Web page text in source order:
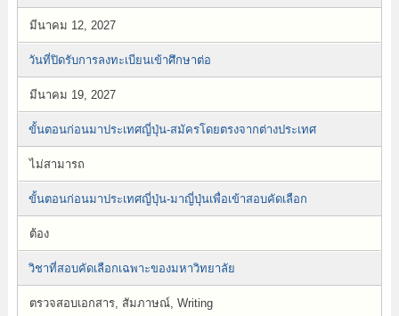
มีนาคม 12, 2027
วันที่ปิดรับการลงทะเบียนเข้าศึกษาต่อ
มีนาคม 19, 2027
ขั้นตอนก่อนมาประเทศญี่ปุ่น-สมัครโดยตรงจากต่างประเทศ
ไม่สามารถ
ขั้นตอนก่อนมาประเทศญี่ปุ่น-มาญี่ปุ่นเพื่อเข้าสอบคัดเลือก
ต้อง
วิชาที่สอบคัดเลือกเฉพาะของมหาวิทยาลัย
ตรวจสอบเอกสาร, สัมภาษณ์, Writing